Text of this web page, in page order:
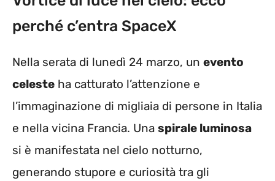
perché c’entra SpaceX
Nella serata di lunedì 24 marzo, un evento
celeste ha catturato l’attenzione e
l’immaginazione di migliaia di persone in Italia
e nella vicina Francia. Una spirale luminosa
si è manifestata nel cielo notturno,
generando stupore e curiosità tra gli